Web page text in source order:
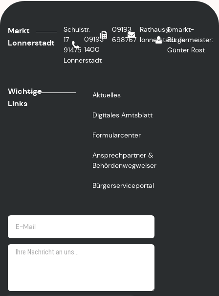
Markt
Lonnerstadt
Schulstr.
17
91475
Lonnerstadt
09193
1400
09193
698767
Rathaus@markt-
lonnerstadt.de
1.
Bürgermeister:
Günter Rost
Wichtige
Links
Aktuelles
Digitales Amtsblatt
Formularcenter
Ansprechpartner &
Behördenwegweiser
Bürgerserviceportal